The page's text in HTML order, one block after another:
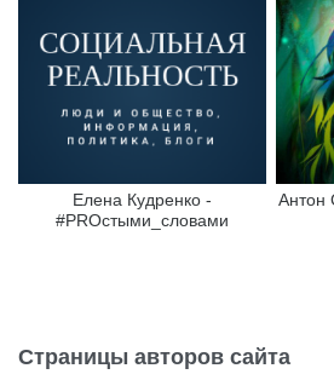
Елена Кудренко -
#PROстыми_словами
Антон
Страницы авторов сайта